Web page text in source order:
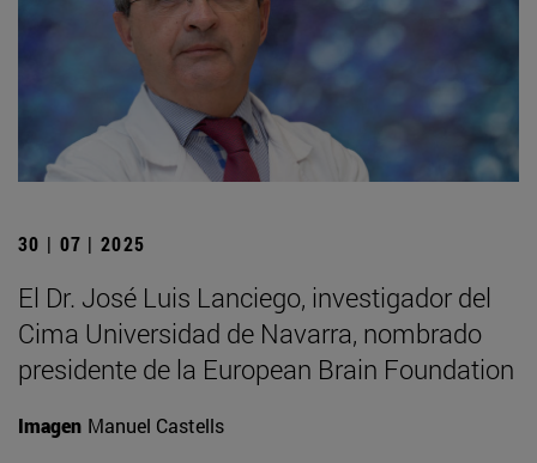
30 | 07 | 2025
El Dr. José Luis Lanciego, investigador del
Cima Universidad de Navarra, nombrado
presidente de la European Brain Foundation
Imagen Manuel Castells